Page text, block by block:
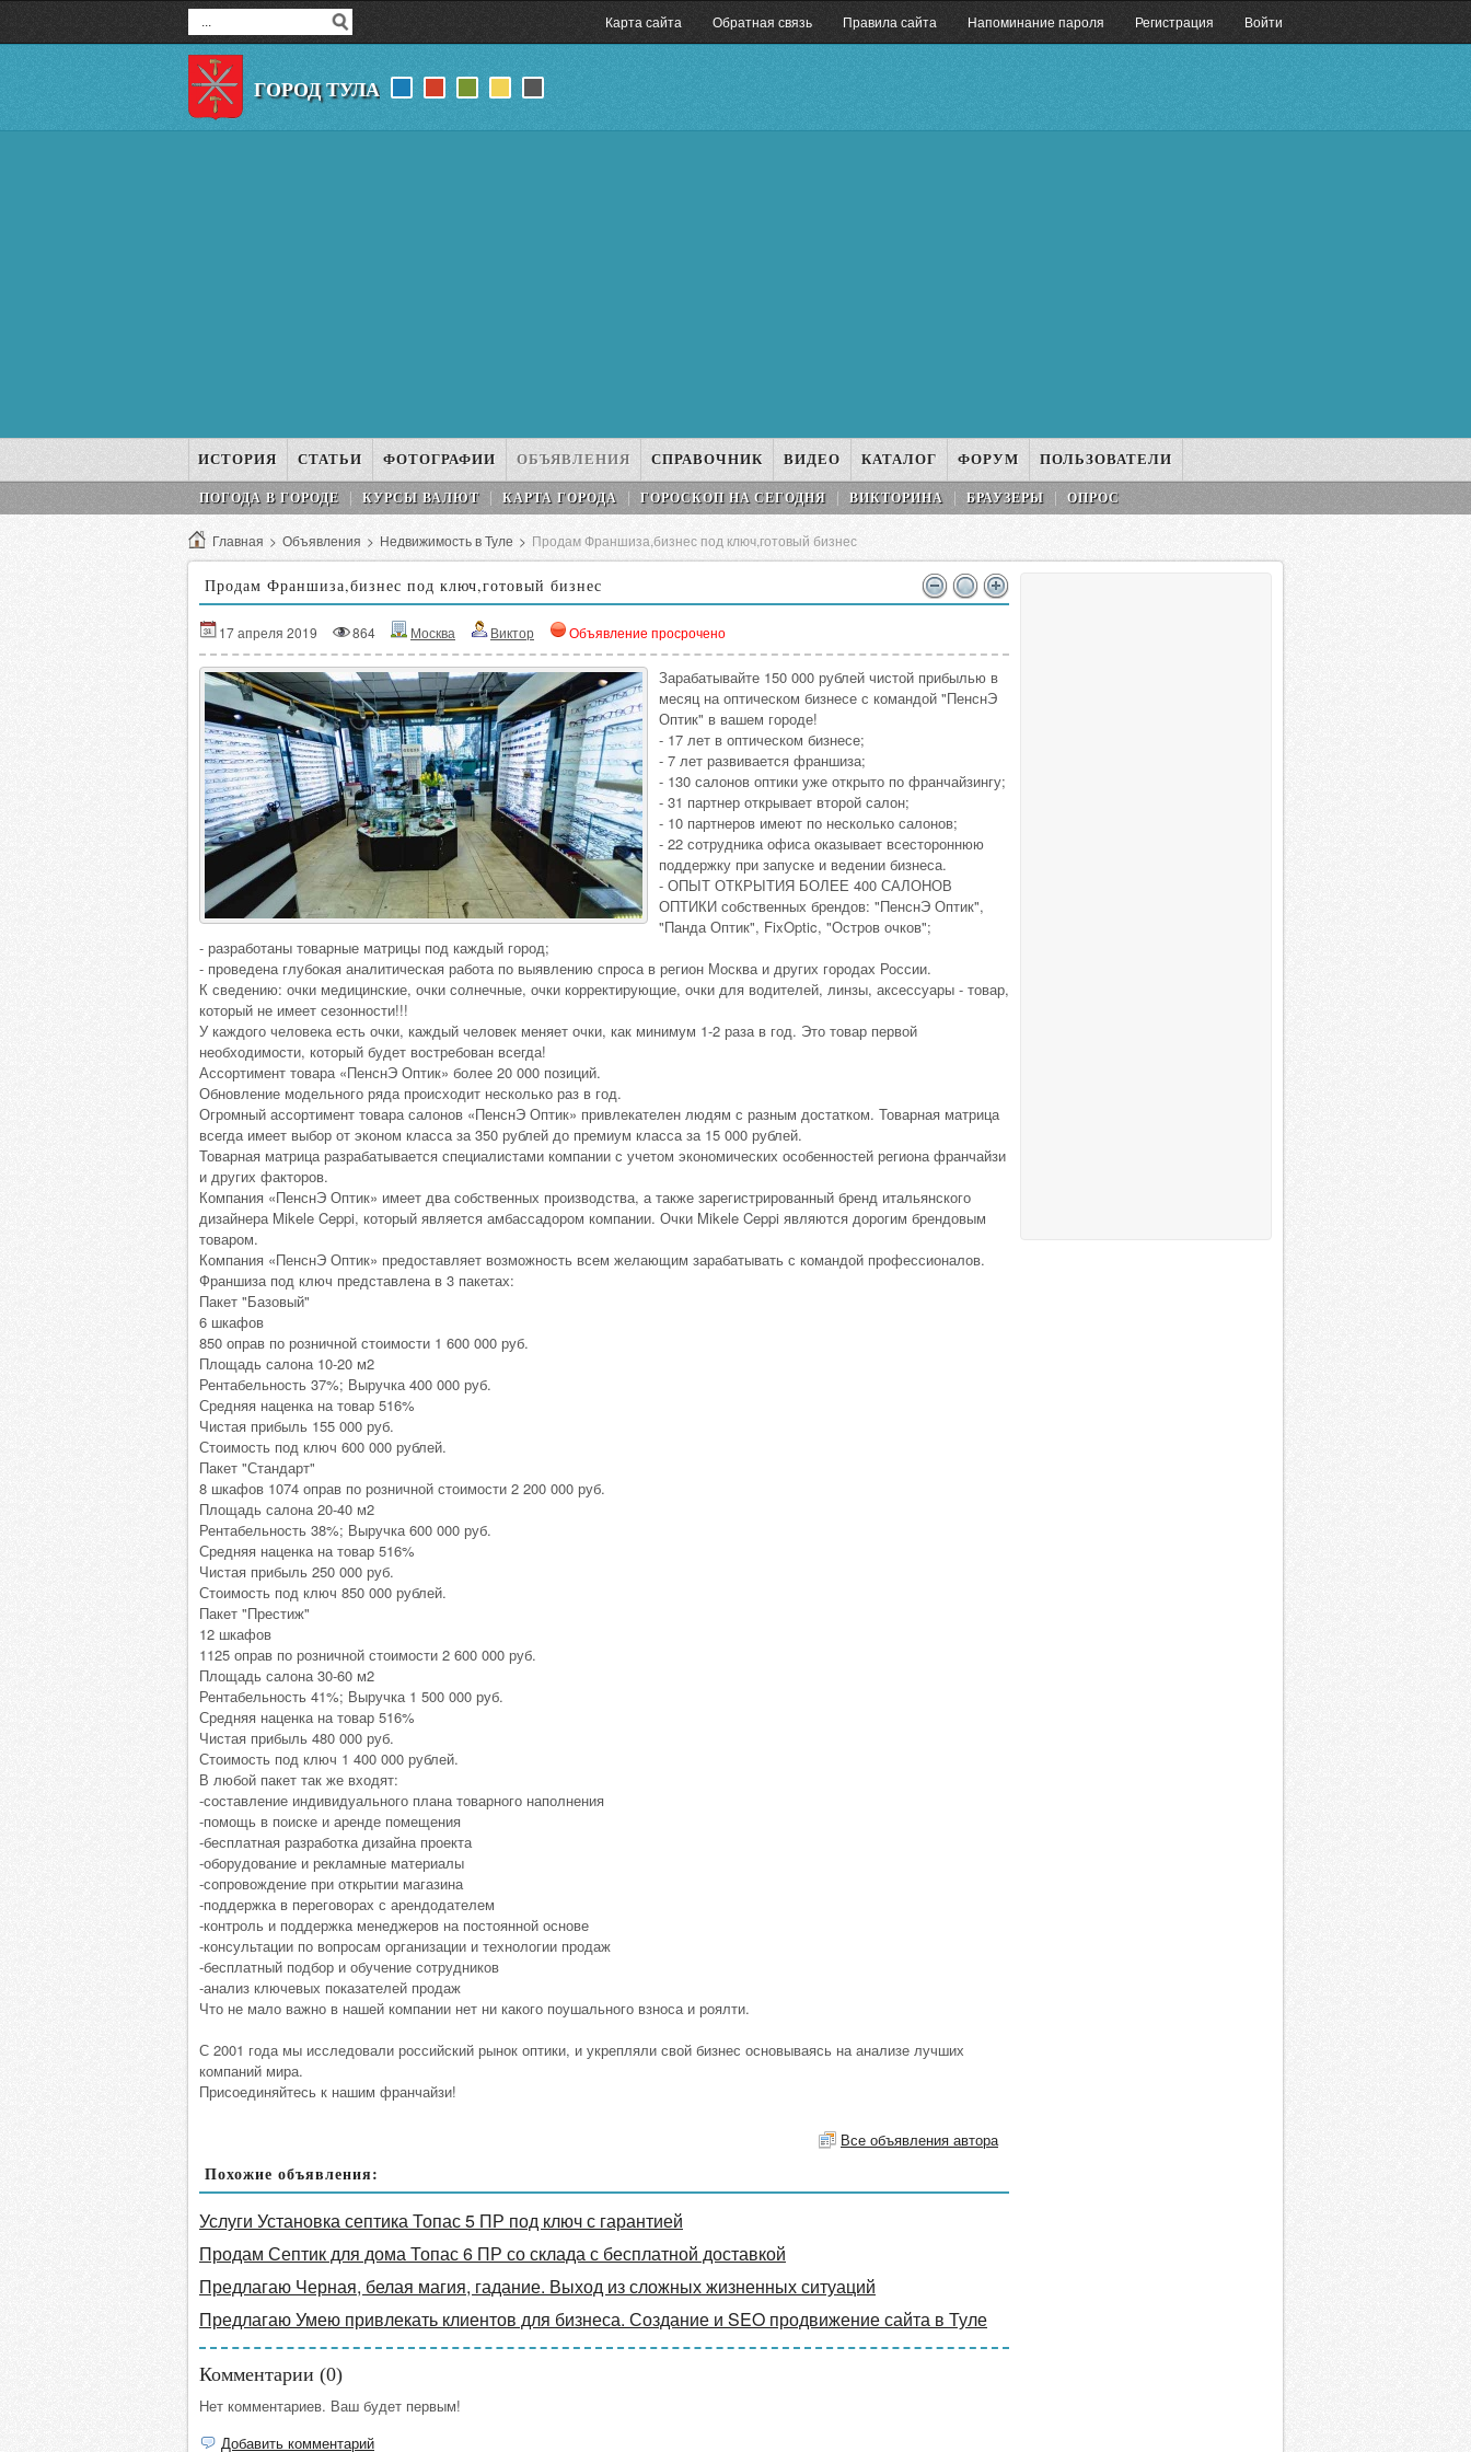
Карта сайта Обратная связь Правила сайта Напоминание пароля Регистрация Войти
ГОРОД ТУЛА
ИСТОРИЯ СТАТЬИ ФОТОГРАФИИ ОБЪЯВЛЕНИЯ СПРАВОЧНИК ВИДЕО КАТАЛОГ ФОРУМ ПОЛЬЗОВАТЕЛИ
ПОГОДА В ГОРОДЕ КУРСЫ ВАЛЮТ КАРТА ГОРОДА ГОРОСКОП НA СEГОДНЯ ВИКТОРИНА БРАУЗЕРЫ ОПРОС
Главная > Объявления > Недвижимость в Туле > Продам Франшиза,бизнес под ключ,готовый бизнес
Продам Франшиза,бизнес под ключ,готовый бизнес
17 апреля 2019 864 Москва Виктор Объявление просрочено
Зарабатывайте 150 000 рублей чистой прибылью в
месяц на оптическом бизнесе с командой "ПенснЭ
Оптик" в вашем городе!
- 17 лет в оптическом бизнесе;
- 7 лет развивается франшиза;
- 130 салонов оптики уже открыто по франчайзингу;
- 31 партнер открывает второй салон;
- 10 партнеров имеют по несколько салонов;
- 22 сотрудника офиса оказывает всестороннюю
поддержку при запуске и ведении бизнеса.
- ОПЫТ ОТКРЫТИЯ БОЛЕЕ 400 САЛОНОВ
ОПТИКИ собственных брендов: "ПенснЭ Оптик",
"Панда Оптик", FixOptic, "Остров очков";
- разработаны товарные матрицы под каждый город;
- проведена глубокая аналитическая работа по выявлению спроса в регион Москва и других городах России.
К сведению: очки медицинские, очки солнечные, очки корректирующие, очки для водителей, линзы, аксессуары - товар,
который не имеет сезонности!!!
У каждого человека есть очки, каждый человек меняет очки, как минимум 1-2 раза в год. Это товар первой
необходимости, который будет востребован всегда!
Ассортимент товара «ПенснЭ Оптик» более 20 000 позиций.
Обновление модельного ряда происходит несколько раз в год.
Огромный ассортимент товара салонов «ПенснЭ Оптик» привлекателен людям с разным достатком. Товарная матрица
всегда имеет выбор от эконом класса за 350 рублей до премиум класса за 15 000 рублей.
Товарная матрица разрабатывается специалистами компании с учетом экономических особенностей региона франчайзи
и других факторов.
Компания «ПенснЭ Оптик» имеет два собственных производства, а также зарегистрированный бренд итальянского
дизайнера Mikele Ceppi, который является амбассадором компании. Очки Mikele Ceppi являются дорогим брендовым
товаром.
Компания «ПенснЭ Оптик» предоставляет возможность всем желающим зарабатывать с командой профессионалов.
Франшиза под ключ представлена в 3 пакетах:
Пакет "Базовый"
6 шкафов
850 оправ по розничной стоимости 1 600 000 руб.
Площадь салона 10-20 м2
Рентабельность 37%; Выручка 400 000 руб.
Средняя наценка на товар 516%
Чистая прибыль 155 000 руб.
Стоимость под ключ 600 000 рублей.
Пакет "Стандарт"
8 шкафов 1074 оправ по розничной стоимости 2 200 000 руб.
Площадь салона 20-40 м2
Рентабельность 38%; Выручка 600 000 руб.
Средняя наценка на товар 516%
Чистая прибыль 250 000 руб.
Стоимость под ключ 850 000 рублей.
Пакет "Престиж"
12 шкафов
1125 оправ по розничной стоимости 2 600 000 руб.
Площадь салона 30-60 м2
Рентабельность 41%; Выручка 1 500 000 руб.
Средняя наценка на товар 516%
Чистая прибыль 480 000 руб.
Стоимость под ключ 1 400 000 рублей.
В любой пакет так же входят:
-составление индивидуального плана товарного наполнения
-помощь в поиске и аренде помещения
-бесплатная разработка дизайна проекта
-оборудование и рекламные материалы
-сопровождение при открытии магазина
-поддержка в переговорах с арендодателем
-контроль и поддержка менеджеров на постоянной основе
-консультации по вопросам организации и технологии продаж
-бесплатный подбор и обучение сотрудников
-анализ ключевых показателей продаж
Что не мало важно в нашей компании нет ни какого поушального взноса и роялти.
С 2001 года мы исследовали российский рынок оптики, и укрепляли свой бизнес основываясь на анализе лучших
компаний мира.
Присоединяйтесь к нашим франчайзи!
Все объявления автора
Похожие объявления:
Услуги Установка септика Топас 5 ПР под ключ с гарантией
Продам Септик для дома Топас 6 ПР со склада с бесплатной доставкой
Предлагаю Черная, белая магия, гадание. Выход из сложных жизненных ситуаций
Предлагаю Умею привлекать клиентов для бизнеса. Создание и SEO продвижение сайта в Туле
Комментарии (0)
Нет комментариев. Ваш будет первым!
Добавить комментарий